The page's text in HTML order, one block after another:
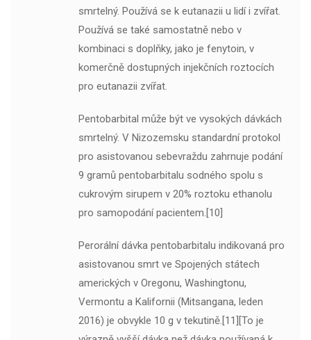
smrtelný. Používá se k eutanazii u lidí i zvířat.
Používá se také samostatně nebo v
kombinaci s doplňky, jako je fenytoin, v
komerčně dostupných injekčních roztocích
pro eutanazii zvířat.
Pentobarbital může být ve vysokých dávkách
smrtelný. V Nizozemsku standardní protokol
pro asistovanou sebevraždu zahrnuje podání
9 gramů pentobarbitalu sodného spolu s
cukrovým sirupem v 20% roztoku ethanolu
pro samopodání pacientem.[10]
Perorální dávka pentobarbitalu indikovaná pro
asistovanou smrt ve Spojených státech
amerických v Oregonu, Washingtonu,
Vermontu a Kalifornii (Mitsangana, leden
2016) je obvykle 10 g v tekutině.[11][To je